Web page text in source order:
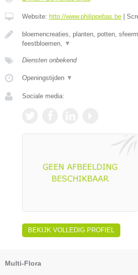
Website: http://www.philippebas.be
bloemencreaties, planten, potten,
feestbloemen, ▼
Diensten onbekend
Openingstijden ▼
Sociale media:
BEKIJK VOLLEDIG PROFIEL
Multi-Flora